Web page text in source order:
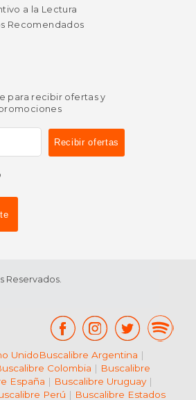
a la Lectura
Recomendados
para recibir ofertas y
Reservados.
UnidoBuscalibre Argentina |
Colombia | Buscalibre
España | Buscalibre Uruguay|
Perú | Buscalibre Estados